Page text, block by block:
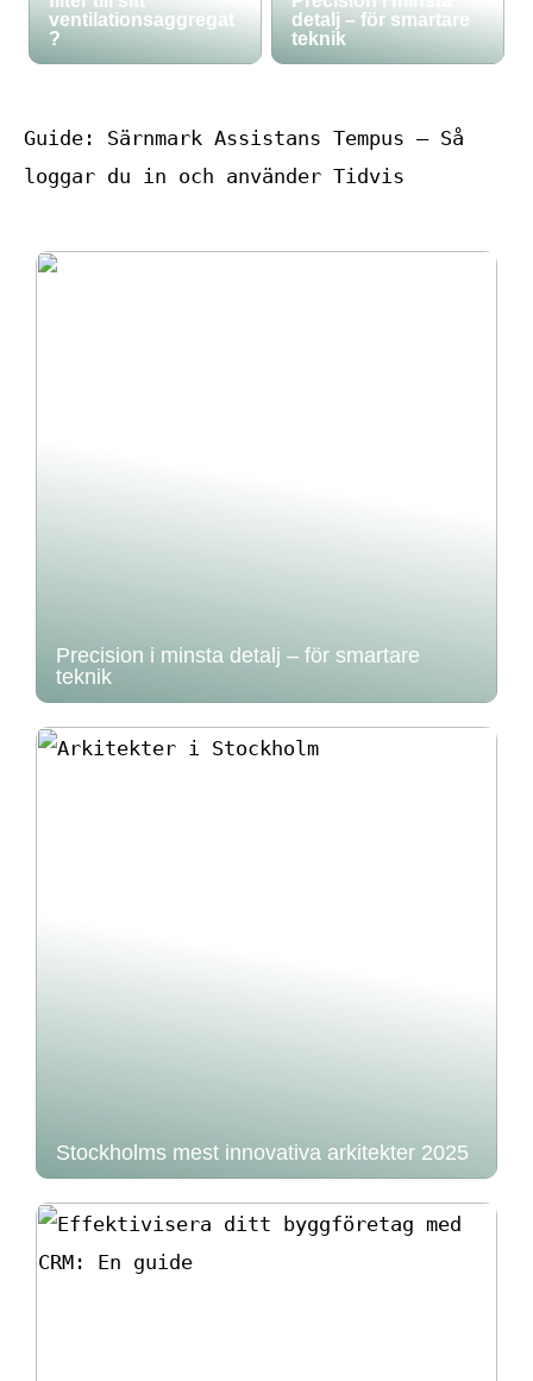
ventilationsaggregat
?
detalj – för smartare
teknik
Guide: Särnmark Assistans Tempus – Så
loggar du in och använder Tidvis
Precision i minsta detalj – för smartare
teknik
Stockholms mest innovativa arkitekter 2025